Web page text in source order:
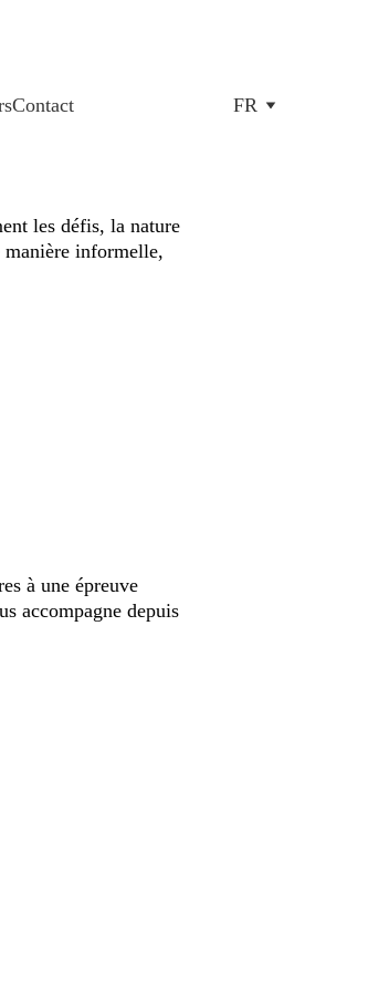
Contact FR
les défis, la nature
manière informelle,
à une épreuve
accompagne depuis